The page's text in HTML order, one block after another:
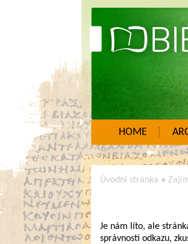
HOME
Úvodní stránka »
Je nám líto, ale
správností odkazu,